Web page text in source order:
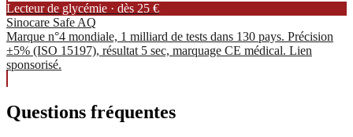
Lecteur de glycémie · dès 25 €
Sinocare Safe AQ
Marque n°4 mondiale, 1 milliard de tests dans 130 pays. Précision
±5% (ISO 15197), résultat 5 sec, marquage CE médical. Lien
sponsorisé.
Questions fréquentes